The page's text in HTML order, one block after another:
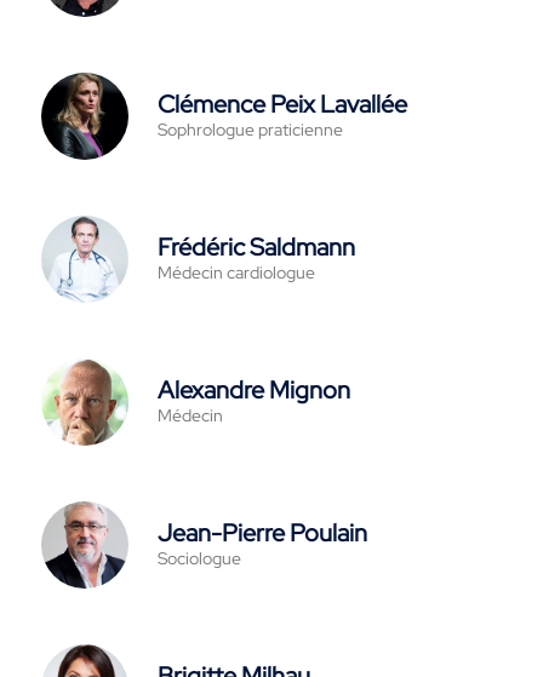
Clémence Peix Lavallée
Sophrologue praticienne
Frédéric Saldmann
Médecin cardiologue
Alexandre Mignon
Médecin
Jean-Pierre Poulain
Sociologue